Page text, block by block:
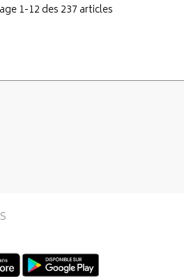
1-12 des 237 articles